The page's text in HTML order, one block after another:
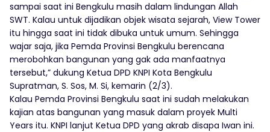
sampai saat ini Bengkulu masih dalam lindungan Allah
SWT. Kalau untuk dijadikan objek wisata sejarah, View Tower
itu hingga saat ini tidak dibuka untuk umum. Sehingga
wajar saja, jika Pemda Provinsi Bengkulu berencana
merobohkan bangunan yang gak ada manfaatnya
tersebut,” dukung Ketua DPD KNPI Kota Bengkulu
Supratman, S. Sos, M. Si, kemarin (2/3).
Kalau Pemda Provinsi Bengkulu saat ini sudah melakukan
kajian atas bangunan yang masuk dalam proyek Multi
Years itu. KNPI lanjut Ketua DPD yang akrab disapa Iwan ini.